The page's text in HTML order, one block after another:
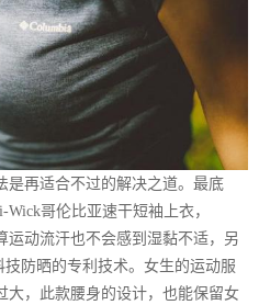
是再适合不过的解决之道。最底
Wick哥伦比亚速干短袖上衣，
运动流汗也不会感到湿黏不适，另
技防晒的专利技术。女生的运动服
大，此款腰身的设计，也能保留女